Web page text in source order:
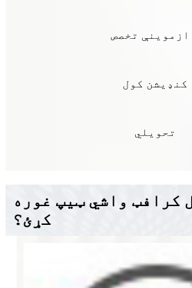
ازموینې تخصص
کنډیشن کول
تحویلي
کرافټ واشي ټیپ غوره
کړئ؟